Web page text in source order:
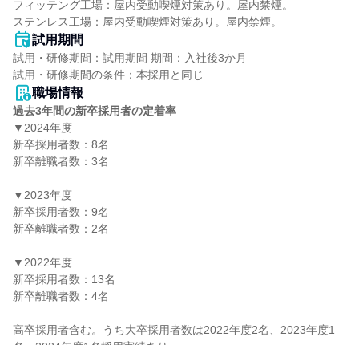
フィッテング工場：屋内受動喫煙対策あり。屋内禁煙。
ステンレス工場：屋内受動喫煙対策あり。屋内禁煙。
試用期間
試用・研修期間：試用期間 期間：入社後3か月
職場情報
過去3年間の新卒採用者の定着率
▼2024年度
新卒採用者数：8名
新卒離職者数：3名
▼2023年度
新卒採用者数：9名
新卒離職者数：2名
▼2022年度
新卒採用者数：13名
新卒離職者数：4名
高卒採用者含む。うち大卒採用者数は2022年度2名、2023年度1